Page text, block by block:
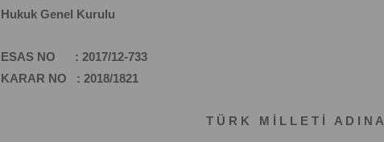
Hukuk Genel Kurulu
ESAS NO : 2017/12-733
KARAR NO : 2018/1821
T Ü R K M İ L L E T İ A D I N A